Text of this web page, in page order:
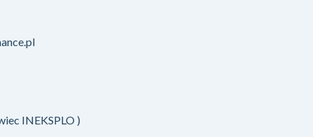
INEKSPLO )